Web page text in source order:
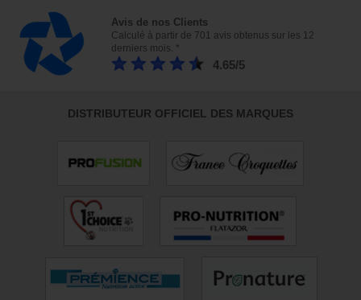
Avis de nos Clients
Calculé à partir de 701 avis obtenus sur les 12
derniers mois. *
4.65/5
DISTRIBUTEUR OFFICIEL DES MARQUES